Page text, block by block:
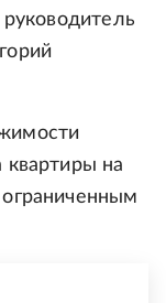
квартиры на